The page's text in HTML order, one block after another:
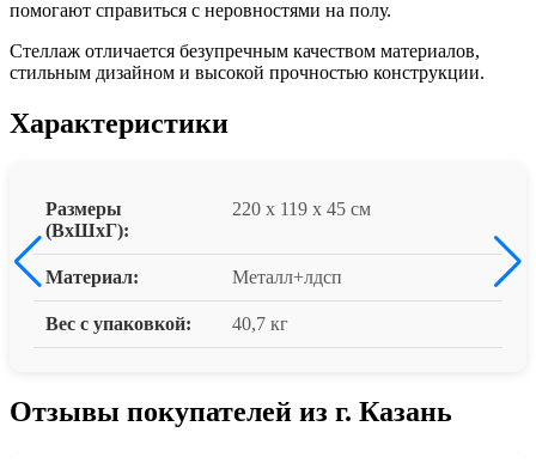
помогают справиться с неровностями на полу.
Стеллаж отличается безупречным качеством материалов,
стильным дизайном и высокой прочностью конструкции.
Характеристики
Размеры
(ВxШxГ):
220 x 119 x 45 см
Материал: Металл+лдсп
Вес с упаковкой: 40,7 кг
Отзывы покупателей из г. Казань